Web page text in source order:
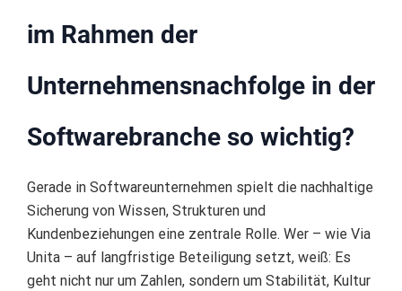
im Rahmen der
Unternehmensnachfolge in der
Softwarebranche so wichtig?
Gerade in Softwareunternehmen spielt die nachhaltige
Sicherung von Wissen, Strukturen und
Kundenbeziehungen eine zentrale Rolle. Wer – wie Via
Unita – auf langfristige Beteiligung setzt, weiß: Es
geht nicht nur um Zahlen, sondern um Stabilität, Kultur